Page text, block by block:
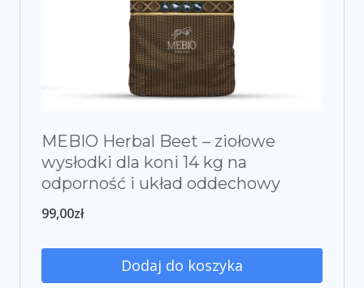
MEBIO Herbal Beet – ziołowe
wysłodki dla koni 14 kg na
odporność i układ oddechowy
99,00zł
Dodaj do koszyka